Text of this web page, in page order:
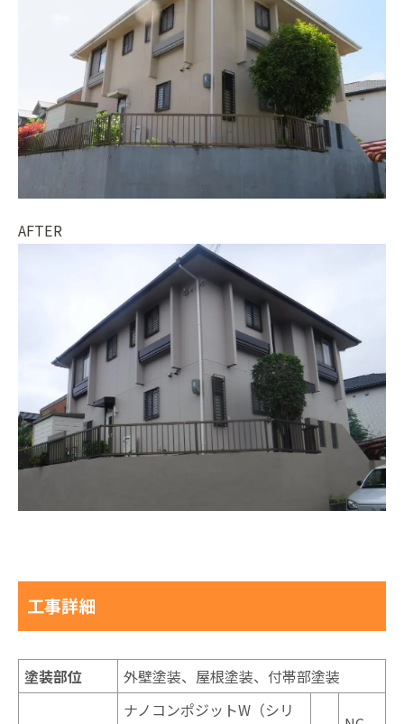
AFTER
工事詳細
塗装部位 外壁塗装、屋根塗装、付帯部塗装
ナノコンポジットW（シリ